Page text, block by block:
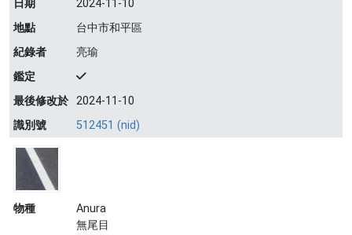
日期
2024-11-10
地點
台中市和平區
紀錄者
亮瑜
鑑定
最後修改於 2024-11-10
識別號
512451 (nid)
物種
Anura
無尾目